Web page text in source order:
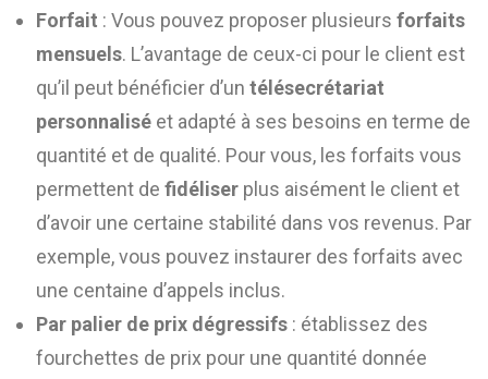
Forfait : Vous pouvez proposer plusieurs forfaits
mensuels. L’avantage de ceux-ci pour le client est
qu’il peut bénéficier d’un télésecrétariat
personnalisé et adapté à ses besoins en terme de
quantité et de qualité. Pour vous, les forfaits vous
permettent de fidéliser plus aisément le client et
d’avoir une certaine stabilité dans vos revenus. Par
exemple, vous pouvez instaurer des forfaits avec
une centaine d’appels inclus.
Par palier de prix dégressifs : établissez des
fourchettes de prix pour une quantité donnée